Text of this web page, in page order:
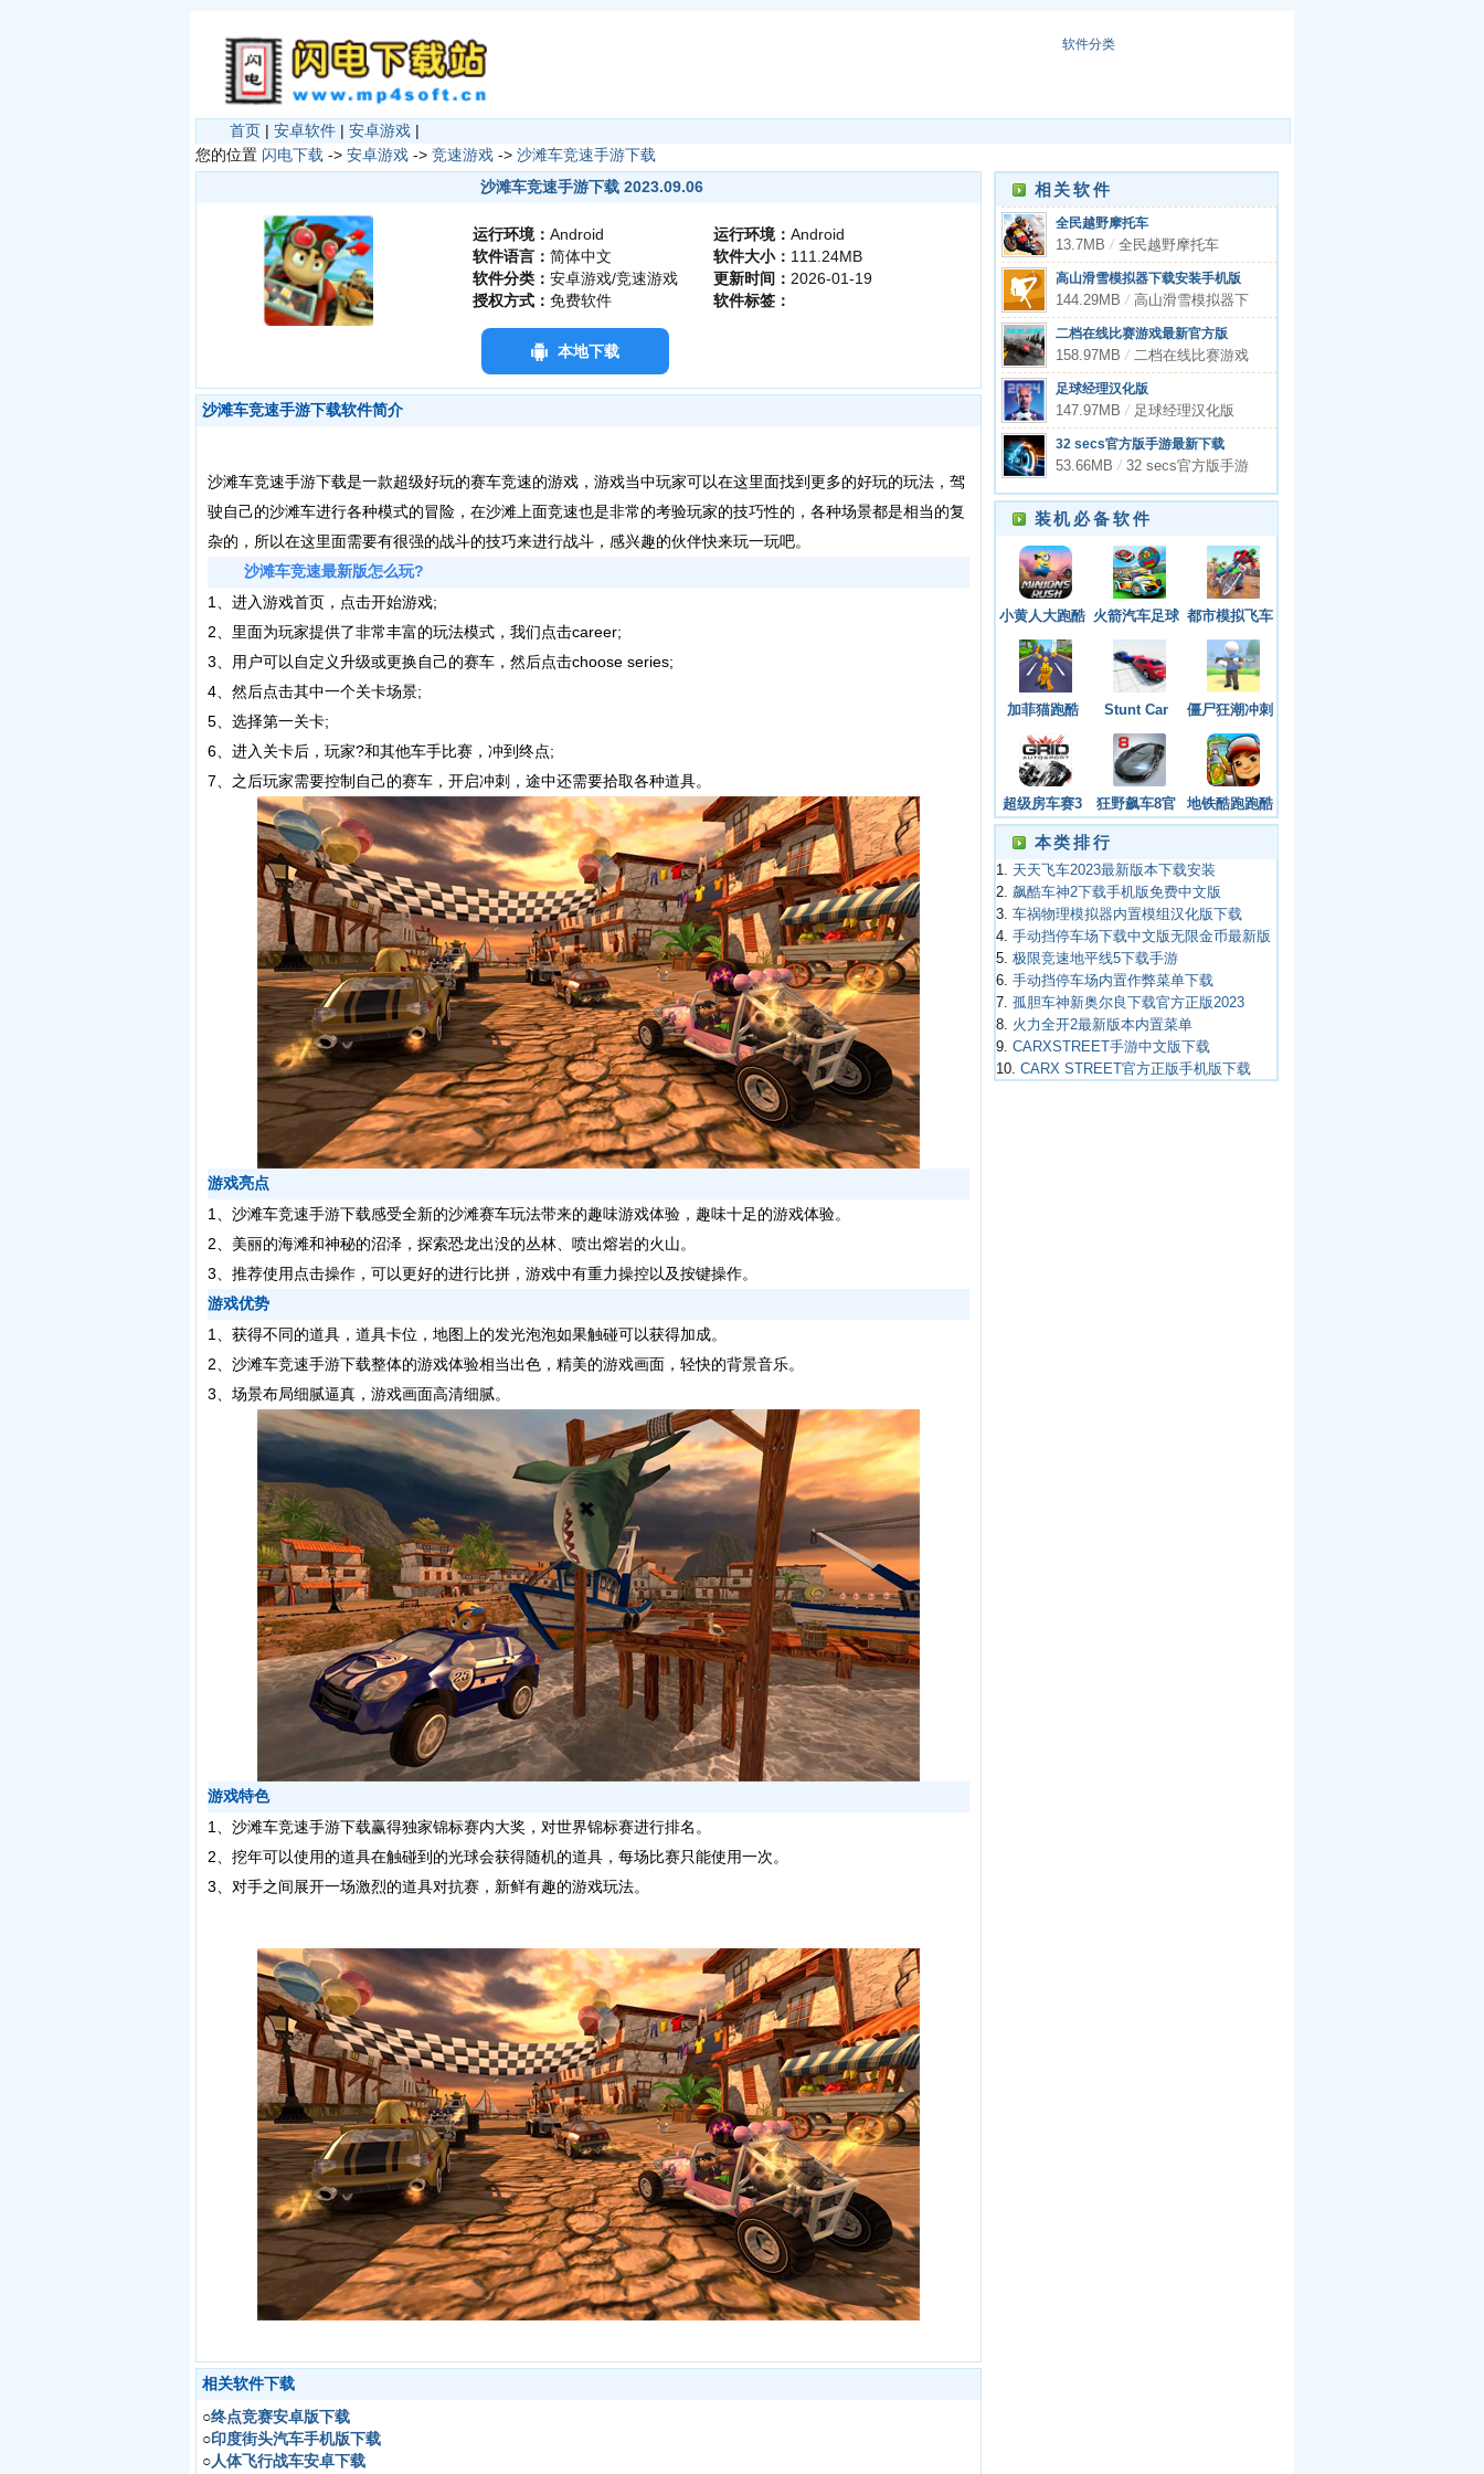
软件分类
首页 | 安卓软件 | 安卓游戏 |
您的位置 闪电下载 -> 安卓游戏 -> 竞速游戏 -> 沙滩车竞速手游下载
沙滩车竞速手游下载 2023.09.06
运行环境： Android
软件语言： 简体中文
软件分类： 安卓游戏/竞速游戏
授权方式： 免费软件
本地下载
运行环境： Android
软件大小： 111.24MB
更新时间： 2026-01-19
软件标签：
沙滩车竞速手游下载软件简介
沙滩车竞速手游下载是一款超级好玩的赛车竞速的游戏，游戏当中玩家可以在这里面找到更多的好玩的玩法，驾
驶自己的沙滩车进行各种模式的冒险，在沙滩上面竞速也是非常的考验玩家的技巧性的，各种场景都是相当的复
杂的，所以在这里面需要有很强的战斗的技巧来进行战斗，感兴趣的伙伴快来玩一玩吧。
沙滩车竞速最新版怎么玩?
1、进入游戏首页，点击开始游戏;
2、里面为玩家提供了非常丰富的玩法模式，我们点击career;
3、用户可以自定义升级或更换自己的赛车，然后点击choose series;
4、然后点击其中一个关卡场景;
5、选择第一关卡;
6、进入关卡后，玩家?和其他车手比赛，冲到终点;
7、之后玩家需要控制自己的赛车，开启冲刺，途中还需要拾取各种道具。
游戏亮点
1、沙滩车竞速手游下载感受全新的沙滩赛车玩法带来的趣味游戏体验，趣味十足的游戏体验。
2、美丽的海滩和神秘的沼泽，探索恐龙出没的丛林、喷出熔岩的火山。
3、推荐使用点击操作，可以更好的进行比拼，游戏中有重力操控以及按键操作。
游戏优势
1、获得不同的道具，道具卡位，地图上的发光泡泡如果触碰可以获得加成。
2、沙滩车竞速手游下载整体的游戏体验相当出色，精美的游戏画面，轻快的背景音乐。
3、场景布局细腻逼真，游戏画面高清细腻。
游戏特色
1、沙滩车竞速手游下载赢得独家锦标赛内大奖，对世界锦标赛进行排名。
2、挖年可以使用的道具在触碰到的光球会获得随机的道具，每场比赛只能使用一次。
3、对手之间展开一场激烈的道具对抗赛，新鲜有趣的游戏玩法。
相关软件下载
○终点竞赛安卓版下载
○印度街头汽车手机版下载
○人体飞行战车安卓下载
相关软件
全民越野摩托车
13.7MB /全民越野摩托车
高山滑雪模拟器下载安装手机版
中文
144.29MB /高山滑雪模拟器下
载安装手机版中文
二档在线比赛游戏最新官方版
158.97MB /二档在线比赛游戏
最新官方版
足球经理汉化版
147.97MB /足球经理汉化版
32 secs官方版手游最新下载
53.66MB /32 secs官方版手游
装机必备软件
小黄人大跑酷 火箭汽车足球
联盟
都市模拟飞车
手游下载安装
最新版本
加菲猫跑酷
（Garfield
Rush）
Stunt Car
Crash
Simulator游
戏中文版
僵尸狂潮冲刺
最新版手游安
卓下载
超级房车赛3
手机版安卓下
载
狂野飙车8官
方正版下载安
地铁酷跑跑酷
国际版双旦
本类排行
1.
天天飞车2023最新版本下载安装
2. 飙酷车神2下载手机版免费中文版
3. 车祸物理模拟器内置模组汉化版下载
4. 手动挡停车场下载中文版无限金币最新版
5. 极限竞速地平线5下载手游
6. 手动挡停车场内置作弊菜单下载
7. 孤胆车神新奥尔良下载官方正版2023
8.
火力全开2最新版本内置菜单
9. CARXSTREET手游中文版下载
10. CARX STREET官方正版手机版下载